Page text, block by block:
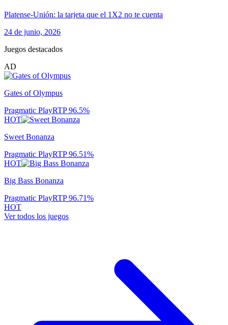
Platense-Unión: la tarjeta que el 1X2 no te cuenta
24 de junio, 2026
Juegos destacados
AD
Gates of Olympus
Pragmatic PlayRTP96.5%
HOT
Sweet Bonanza
Pragmatic PlayRTP96.51%
HOT
Big Bass Bonanza
Pragmatic PlayRTP96.71%
HOT
Ver todos los juegos